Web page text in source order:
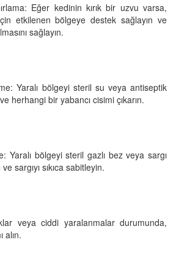
Eğer kedinin kırık bir uzvu varsa,
etkilenen bölgeye destek sağlayın ve
sağlayın.
Yaralı bölgeyi steril su veya antiseptik
herhangi bir yabancı cisimi çıkarın.
Yaralı bölgeyi steril gazlı bez veya sargı
sargıyı sıkıca sabitleyin.
veya ciddi yaralanmalar durumunda,
alın.